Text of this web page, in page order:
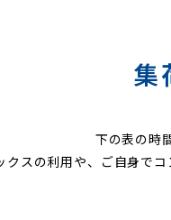
集
下の表の時
クスの利用や、ご自身で